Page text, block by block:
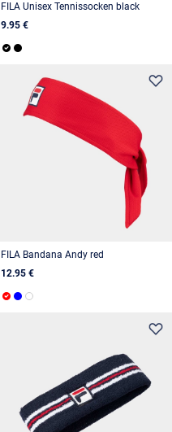
FILA Unisex Tennissocken black
9.95 €
FILA Bandana Andy red
12.95 €